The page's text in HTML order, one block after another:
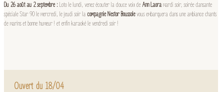
Du 26 août au 2 septembre :Loto le lundi, venez écouter la douce voix deAnn Laoramardi soir, soirée dansante
spéciale Star 90 le mercredi, le jeudi soir lacompagnie Nestor Boussolevous embarquera dans une ambiance chants
de marins et bonne humeur ! et enfin karaoké le vendredi soir !
Ouvert du 18/04